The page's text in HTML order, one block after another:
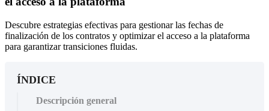
Descubre estrategias efectivas para gestionar las fechas de
finalización de los contratos y optimizar el acceso a la plataforma
para garantizar transiciones fluidas.
ÍNDICE
Descripción general